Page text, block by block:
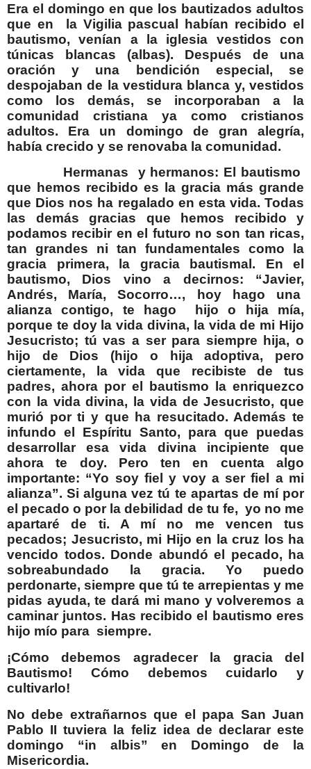
Era el domingo en que los bautizados adultos
que en
la Vigilia pascual habían recibido el
bautismo, venían a la iglesia vestidos con
túnicas blancas (albas). Después de una
oración y una bendición especial, se
despojaban de la vestidura blanca y, vestidos
como los demás, se incorporaban a la
comunidad cristiana ya como cristianos
adultos. Era un domingo de gran alegría,
había crecido y se renovaba la comunidad.
Hermanas
y hermanos: El bautismo
que hemos recibido es la gracia más grande
que Dios nos ha regalado en esta vida. Todas
las demás gracias que hemos recibido y
podamos recibir en el futuro no son tan ricas,
tan grandes ni tan fundamentales como la
gracia primera, la gracia bautismal. En el
bautismo, Dios vino a decirnos: “Javier,
Andrés, María, Socorro…, hoy hago una
alianza contigo, te hago
hijo o hija mía,
porque te doy la vida divina, la vida de mi Hijo
Jesucristo; tú vas a ser para siempre hija, o
hijo de Dios (hijo o hija adoptiva, pero
ciertamente, la vida que recibiste de tus
padres, ahora por el bautismo la enriquezco
con la vida divina, la vida de Jesucristo, que
murió por ti y que ha resucitado. Además te
infundo el Espíritu Santo, para que puedas
desarrollar esa vida divina incipiente que
ahora te doy. Pero ten en cuenta algo
importante: “Yo soy fiel y voy a ser fiel a mi
alianza”. Si alguna vez tú te apartas de mí por
el pecado o por la debilidad de tu fe, yo no me
apartaré de ti. A mí no me vencen tus
pecados; Jesucristo, mi Hijo en la cruz los ha
vencido todos. Donde abundó el pecado, ha
sobreabundado la gracia. Yo puedo
perdonarte, siempre que tú te arrepientas y me
pidas ayuda, te dará mi mano y volveremos a
caminar juntos. Has recibido el bautismo eres
hijo mío para siempre.
¡Cómo debemos agradecer la gracia del
Bautismo! Cómo debemos cuidarlo y
cultivarlo!
No debe extrañarnos que el papa San Juan
Pablo II tuviera la feliz idea de declarar este
domingo “in albis” en Domingo de la
Misericordia.